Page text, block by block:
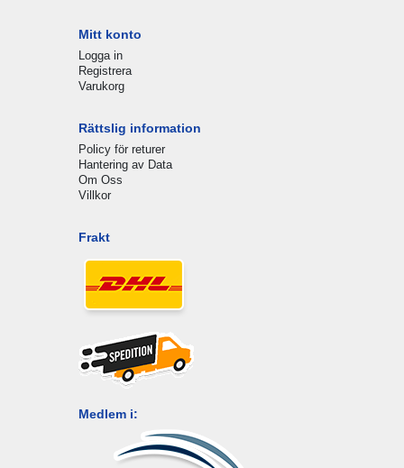
Mitt konto
Logga in
Registrera
Varukorg
Rättslig information
Policy för returer
Hantering av Data
Om Oss
Villkor
Frakt
Medlem i: